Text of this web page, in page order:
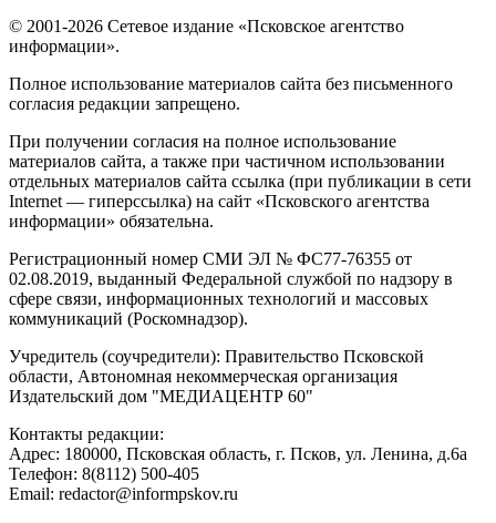
© 2001-2026 Сетевое издание «Псковское агентство
информации».
Полное использование материалов сайта без письменного
согласия редакции запрещено.
При получении согласия на полное использование
материалов сайта, а также при частичном использовании
отдельных материалов сайта ссылка (при публикации в сети
Internet — гиперссылка) на сайт «Псковского агентства
информации» обязательна.
Регистрационный номер СМИ ЭЛ № ФС77-76355 от
02.08.2019, выданный Федеральной службой по надзору в
сфере связи, информационных технологий и массовых
коммуникаций (Роскомнадзор).
Учредитель (соучредители): Правительство Псковской
области, Автономная некоммерческая организация
Издательский дом "МЕДИАЦЕНТР 60"
Контакты редакции:
Адреc: 180000, Псковская область, г. Псков, ул. Ленина, д.6а
Телефон: 8(8112) 500-405
Email: redactor@informpskov.ru